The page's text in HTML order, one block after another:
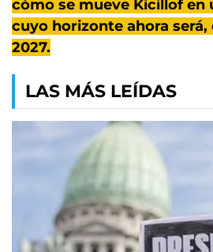
cómo se mueve Kicillof en
cuyo horizonte ahora
2027.
LAS MÁS LEÍDAS